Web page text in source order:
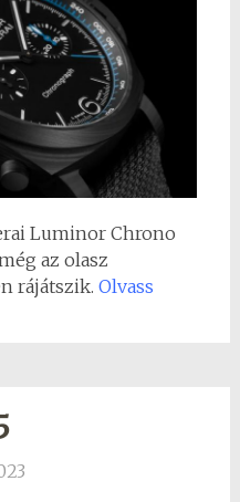
Luminor Chrono
az olasz
rájátszik. Olvass